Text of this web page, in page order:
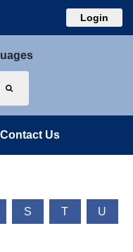
Login
Contact Us
S T U